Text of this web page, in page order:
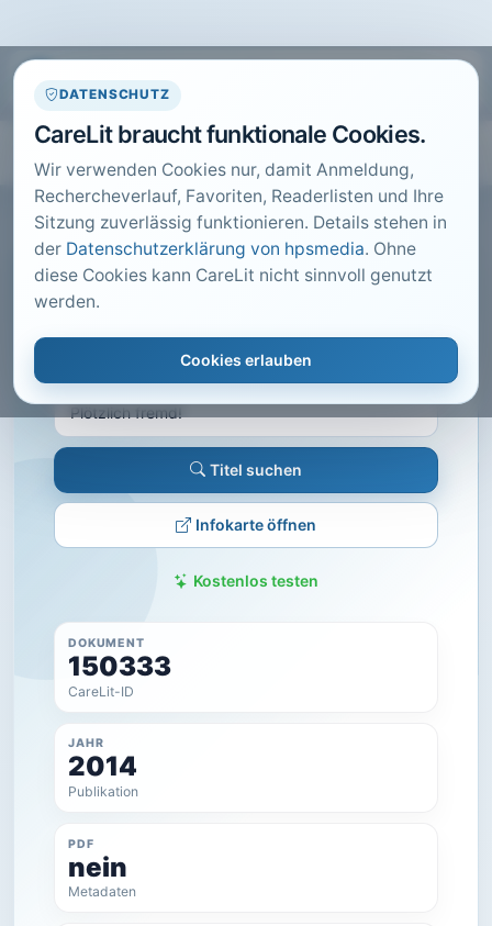
DATENSCHUTZ
CareLit braucht funktionale Cookies.
Wir verwenden Cookies nur, damit Anmeldung,
Rechercheverlauf, Favoriten, Readerlisten und Ihre
Sitzung zuverlässig funktionieren. Details stehen in
der Datenschutzerklärung von hpsmedia. Ohne
diese Cookies kann CareLit nicht sinnvoll genutzt
werden.
Cookies erlauben
CARELIT FACHARTIKEL
Plötzlich fremd!
demenz, Hannover · 2014 · Heft 5 · S. 24 bis 27
Titel suchen
Infokarte öffnen
Kostenlos testen
DOKUMENT
150333
CareLit-ID
JAHR
2014
Publikation
PDF
nein
Metadaten